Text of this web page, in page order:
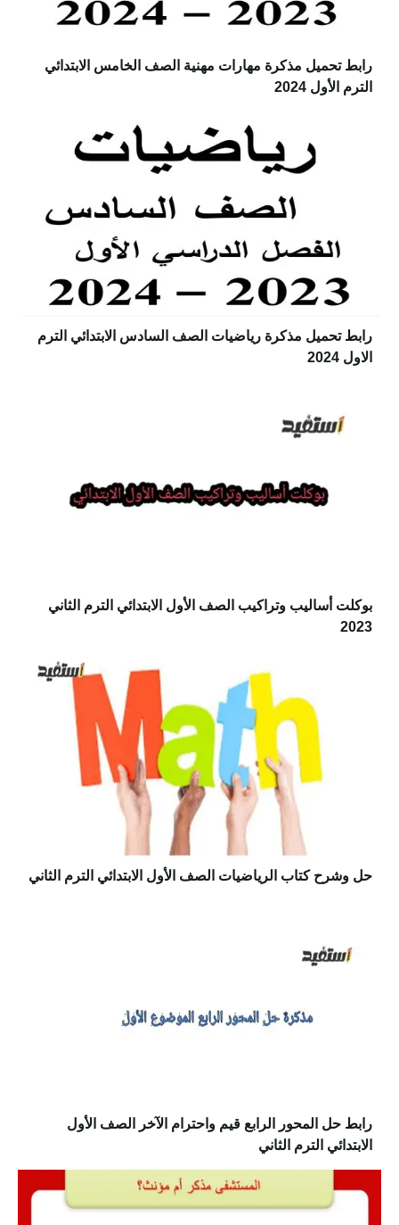
رابط تحميل مذكرة مهارات مهنية الصف الخامس الابتدائي
الترم الأول 2024
رابط تحميل مذكرة رياضيات الصف السادس الابتدائي الترم
الاول 2024
بوكلت أساليب وتراكيب الصف الأول الابتدائي الترم الثاني
2023
حل وشرح كتاب الرياضيات الصف الأول الابتدائي الترم الثاني
رابط حل المحور الرابع قيم واحترام الآخر الصف الأول
الابتدائي الترم الثاني